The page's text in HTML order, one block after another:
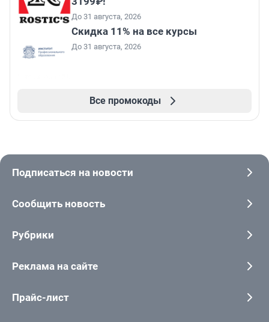
До 31 августа, 2026
Скидка 11% на все курсы
До 31 августа, 2026
Все промокоды
Подписаться на новости
Сообщить новость
Рубрики
Реклама на сайте
Прайс-лист